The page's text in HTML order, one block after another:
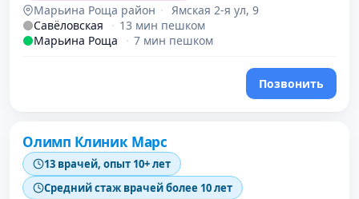
Марьина Роща район · Ямская 2-я ул, 9
Савёловская
· 13 мин пешком
Марьина Роща
· 7 мин пешком
Позвонить
Олимп Клиник Марс
13 врачей, опыт 10+ лет
Средний стаж врачей более 10 лет